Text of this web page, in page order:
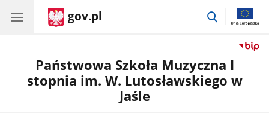
gov.pl
przejdź
Państwowa Szkoła Muzyczna I
stopnia im. W. Lutosławskiego w
Jaśle